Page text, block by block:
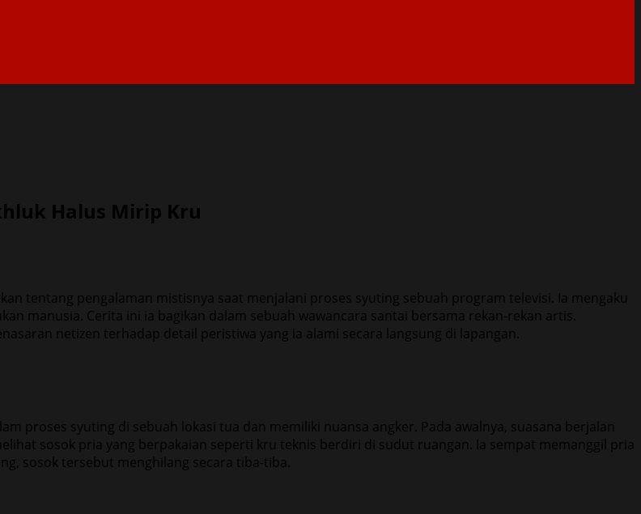
Halus Mirip Kru
tentang pengalaman mistisnya saat menjalani proses syuting sebuah program televisi. Ia mengaku
manusia. Cerita ini ia bagikan dalam sebuah wawancara santai bersama rekan-rekan artis.
netizen terhadap detail peristiwa yang ia alami secara langsung di lapangan.
proses syuting di sebuah lokasi tua dan memiliki nuansa angker. Pada awalnya, suasana berjalan
sosok pria yang berpakaian seperti kru teknis berdiri di sudut ruangan. Ia sempat memanggil pria
sosok tersebut menghilang secara tiba-tiba.